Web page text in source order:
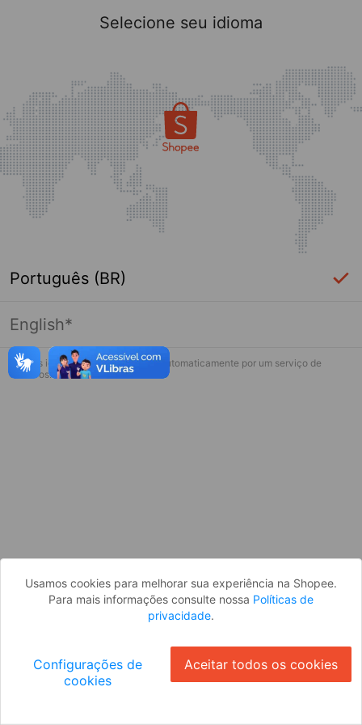
Página indisponível
Desculpe, algo deu errado. Faça login
Selecione seu idioma
Português (BR)
English*
* Esses idiomas serão traduzidos automaticamente por um serviço de
terceiros.
Usamos cookies para melhorar sua experiência na Shopee.
Para mais informações consulte nossa Políticas de
privacidade.
Configurações de
cookies
Aceitar todos os cookies